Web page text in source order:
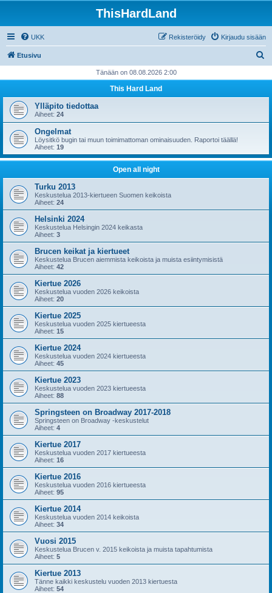
ThisHardLand
UKK Kirjaudu sisään
Rekisteröidy
Etusivu
i
Tänään on 08.08.2026 2:00
This Hard Land
Ylläpito tiedottaa
Aiheet: 24
Ongelmat
Löysitkö bugin tai muun toimimattoman ominaisuuden. Raportoi täällä!
Aiheet: 19
Open all night
Turku 2013
Keskustelua 2013-kiertueen Suomen keikoista
Aiheet: 24
Helsinki 2024
Keskustelua Helsingin 2024 keikasta
Aiheet: 3
Brucen keikat ja kiertueet
Keskustelua Brucen aiemmista keikoista ja muista esiintymisistä
Aiheet: 42
Kiertue 2026
Keskustelua vuoden 2026 keikoista
Aiheet: 20
Kiertue 2025
Keskustelua vuoden 2025 kiertueesta
Aiheet: 15
Kiertue 2024
Keskustelua vuoden 2024 kiertueesta
Aiheet: 45
Kiertue 2023
Keskustelua vuoden 2023 kiertueesta
Aiheet: 88
Springsteen on Broadway 2017-2018
Springsteen on Broadway -keskustelut
Aiheet: 4
Kiertue 2017
Keskustelua vuoden 2017 kiertueesta
Aiheet: 16
Kiertue 2016
Keskustelua vuoden 2016 kiertueesta
Aiheet: 95
Kiertue 2014
Keskustelua vuoden 2014 keikoista
Aiheet: 34
Vuosi 2015
Keskustelua Brucen v. 2015 keikoista ja muista tapahtumista
Aiheet: 5
Kiertue 2013
Tänne kaikki keskustelu vuoden 2013 kiertuesta
Aiheet: 54